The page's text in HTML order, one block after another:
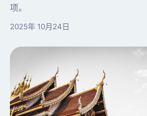
项。
2025年 10月24日